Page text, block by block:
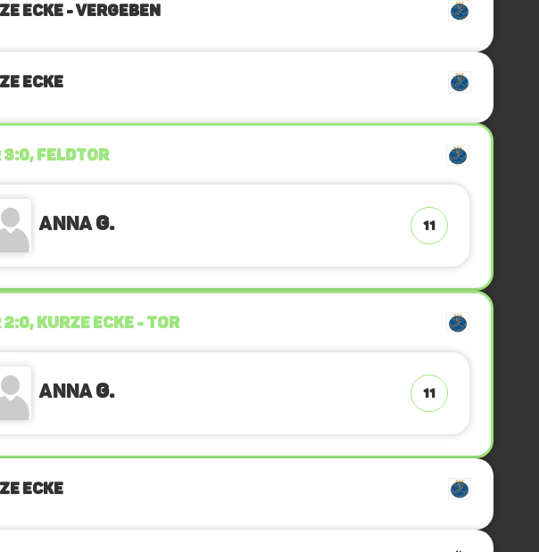
ECKE - VERGEBEN
ECKE
3:0, FELDTOR
AnnaG. 11
2:0, KURZE ECKE - TOR
AnnaG. 11
ECKE